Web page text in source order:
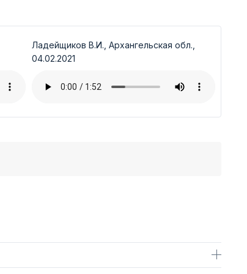
Ладейщиков В.И., Архангельская обл.,
04.02.2021